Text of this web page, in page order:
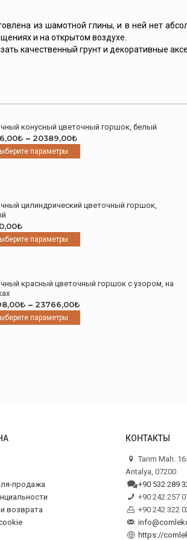
из шамотной глины, и в ней нет
и на открытом воздухе.
качественный грунт и декоративные
конусный цветочный горшок, белый
₺ – 20389,00₺Диапазон
10196,00₺
параметры
товар
Опции
выбрать
на
цилиндрический цветочный горшок,
₺
параметры
товар
вариаций.
можно
красный цветочный горшок с узором, на
₺ – 23766,00₺Диапазон
12798,00₺
параметры
товар
продажа
возврата
КОНТАКТЫ
Tarım Mah.
Antalya, 07200
+90 532 289
+90 242 257
+90 242 322
https://